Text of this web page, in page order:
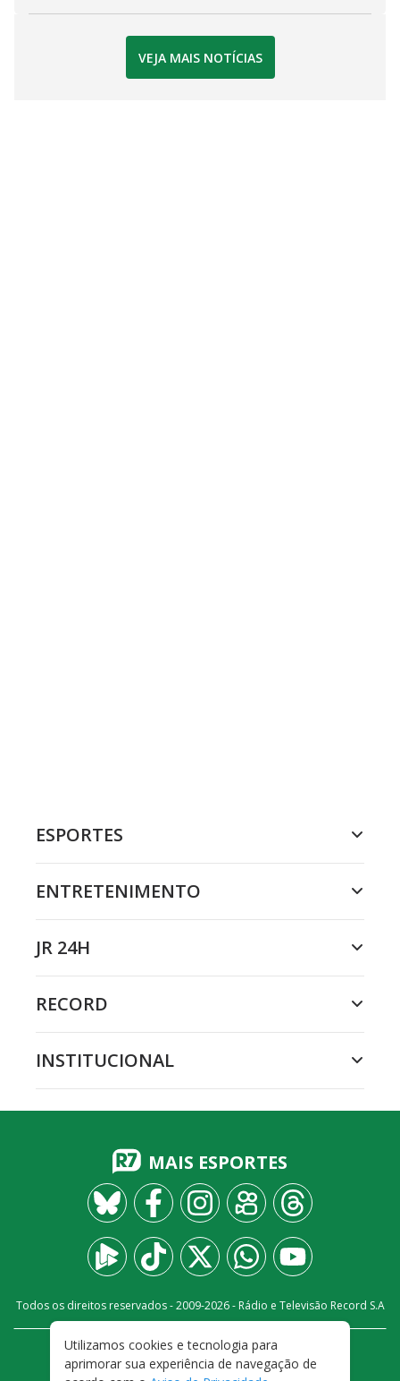
VEJA MAIS NOTÍCIAS
ESPORTES
ENTRETENIMENTO
JR 24H
RECORD
INSTITUCIONAL
MAIS ESPORTES
Todos os direitos reservados - 2009-2026- Rádio e Televisão Record S.A
FALE CONOSCO
PRIVACIDADE
TERMOS E CONDIÇÕES DE USO
Utilizamos cookies e tecnologia para
aprimorar sua experiência de navegação de